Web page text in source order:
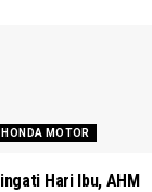
MOTOR
Hari Ibu, AHM